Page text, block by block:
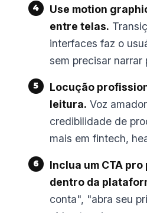
Use motion
entre telas.
interfaces faz o
sem precisar narrar
Locução
leitura. Voz
credibilidade de
mais em fintech,
Inclua um CTA
dentro da
conta", "abra seu